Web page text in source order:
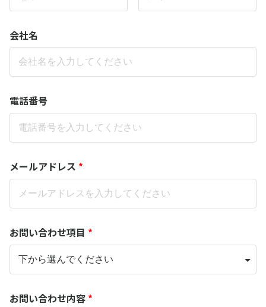
会社名
電話番号
メールアドレス *
お問い合わせ項目 *
お問い合わせ内容 *